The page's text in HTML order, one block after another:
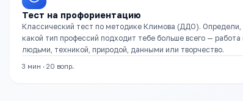
Тест на профориентацию
Классический тест по методике Климова (ДДО). Определи,
какой тип профессий подходит тебе больше всего — работа
людьми, техникой, природой, данными или творчество.
3 мин · 20 вопр.